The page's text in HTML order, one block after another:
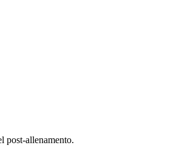
post-allenamento.